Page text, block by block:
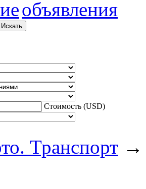
Стоимость (USD)
Транспорт